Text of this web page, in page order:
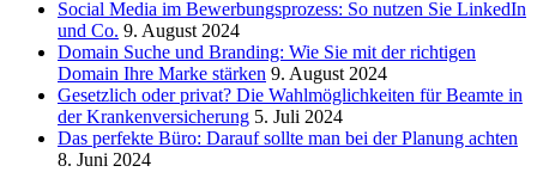
Social Media im Bewerbungsprozess: So nutzen Sie LinkedIn
und Co. 9. August 2024
Domain Suche und Branding: Wie Sie mit der richtigen
Domain Ihre Marke stärken 9. August 2024
Gesetzlich oder privat? Die Wahlmöglichkeiten für Beamte in
der Krankenversicherung 5. Juli 2024
Das perfekte Büro: Darauf sollte man bei der Planung achten
8. Juni 2024